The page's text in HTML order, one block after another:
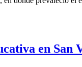
en San